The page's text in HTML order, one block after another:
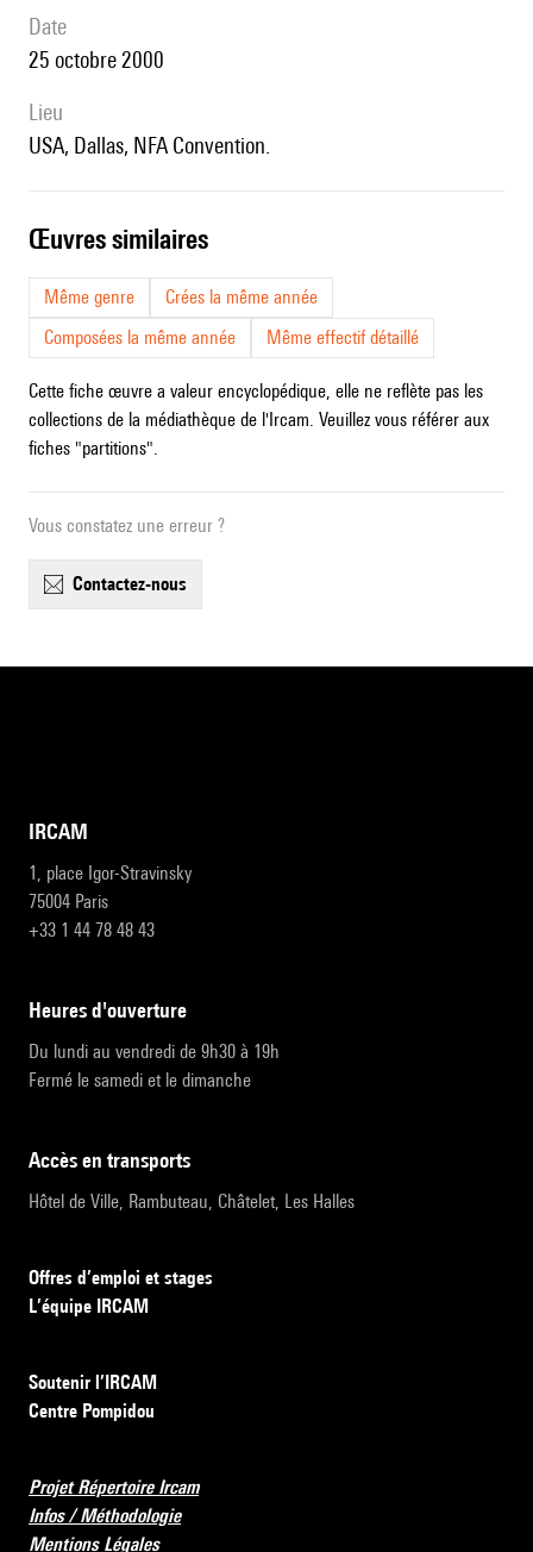
date
25 octobre 2000
lieu
USA, Dallas, NFA Convention.
œuvres similaires
Même genre
Crées la même année
Composées la même année
Même effectif détaillé
Cette fiche œuvre a valeur encyclopédique, elle ne reflète pas les
collections de la médiathèque de l'Ircam. Veuillez vous référer aux
fiches "partitions".
Vous constatez une erreur ?
contactez-nous
IRCAM
1, place Igor-Stravinsky
75004 Paris
+33 1 44 78 48 43
heures d'ouverture
Du lundi au vendredi de 9h30 à 19h
Fermé le samedi et le dimanche
accès en transports
Hôtel de Ville, Rambuteau, Châtelet, Les Halles
Offres d’emploi et stages
L’équipe IRCAM
Soutenir l’IRCAM
Centre Pompidou
Projet Répertoire Ircam
Infos / Méthodologie
Mentions Légales